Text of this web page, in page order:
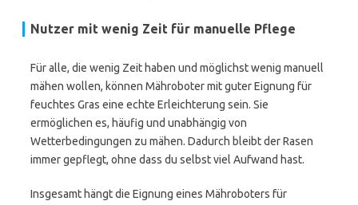
Nutzer mit wenig Zeit für manuelle Pflege
Für alle, die wenig Zeit haben und möglichst wenig manuell
mähen wollen, können Mähroboter mit guter Eignung für
feuchtes Gras eine echte Erleichterung sein. Sie
ermöglichen es, häufig und unabhängig von
Wetterbedingungen zu mähen. Dadurch bleibt der Rasen
immer gepflegt, ohne dass du selbst viel Aufwand hast.
Insgesamt hängt die Eignung eines Mähroboters für